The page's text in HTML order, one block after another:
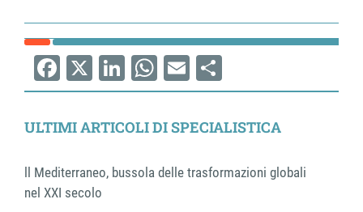
Facebook
X LinkedIn
WhatsApp
EmailShare
ULTIMI ARTICOLI DI SPECIALISTICA
ll Mediterraneo, bussola delle trasformazioni globali
nel XXI secolo